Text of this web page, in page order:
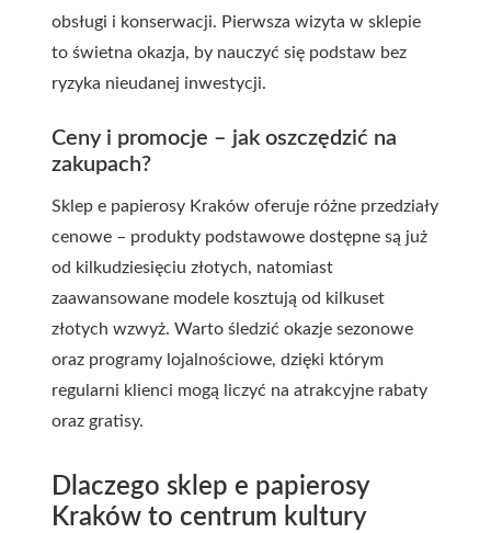
obsługi i konserwacji. Pierwsza wizyta w sklepie
to świetna okazja, by nauczyć się podstaw bez
ryzyka nieudanej inwestycji.
Ceny i promocje – jak oszczędzić na
zakupach?
Sklep e papierosy Kraków oferuje różne przedziały
cenowe – produkty podstawowe dostępne są już
od kilkudziesięciu złotych, natomiast
zaawansowane modele kosztują od kilkuset
złotych wzwyż. Warto śledzić okazje sezonowe
oraz programy lojalnościowe, dzięki którym
regularni klienci mogą liczyć na atrakcyjne rabaty
oraz gratisy.
Dlaczego sklep e papierosy
Kraków to centrum kultury